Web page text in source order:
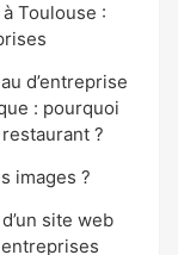
Toulouse :
d’entreprise
: pourquoi
?
images ?
site web